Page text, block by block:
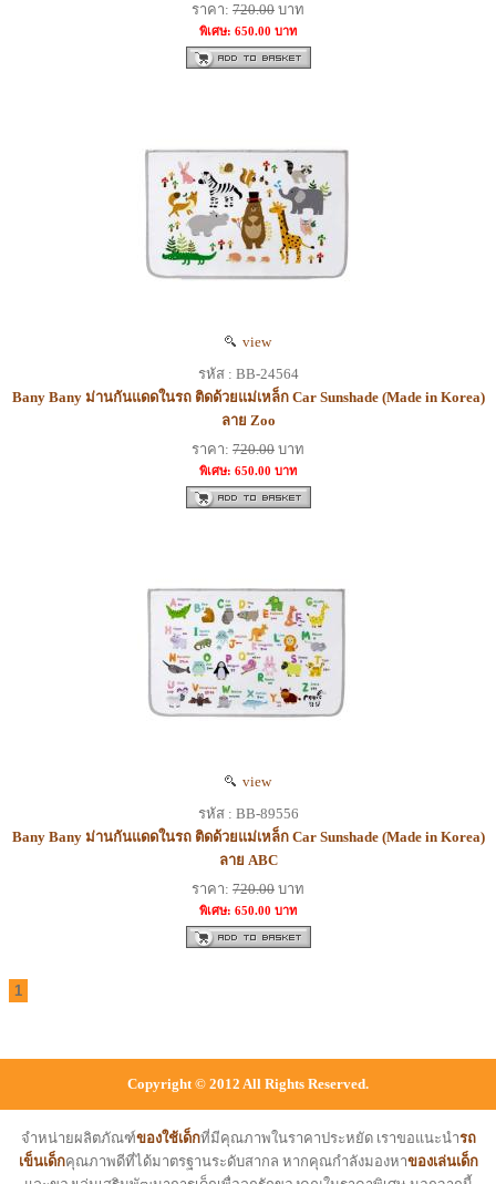
ราคา: 720.00 บาท
พิเศษ: 650.00 บาท
view
รหัส : BB-24564
Bany Bany ม่านกันแดดในรถ ติดด้วยแม่เหล็ก Car Sunshade (Made in Korea)
ลาย Zoo
ราคา: 720.00 บาท
พิเศษ: 650.00 บาท
view
รหัส : BB-89556
Bany Bany ม่านกันแดดในรถ ติดด้วยแม่เหล็ก Car Sunshade (Made in Korea)
ลาย ABC
ราคา: 720.00 บาท
พิเศษ: 650.00 บาท
1
Copyright © 2012 All Rights Reserved.
จำหน่ายผลิตภัณฑ์ของใช้เด็กที่มีคุณภาพในราคาประหยัด เราขอแนะนำรถ
เข็นเด็กคุณภาพดีที่ได้มาตรฐานระดับสากล หากคุณกำลังมองหาของเล่นเด็ก